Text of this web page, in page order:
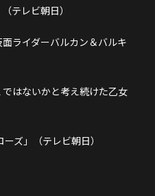
テレビ朝日）
イダーバルカン＆バルキ
はないかと考え続けた乙女
ズ」（テレビ朝日）